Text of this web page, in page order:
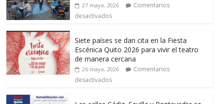
27 mayo, 2026
Comentarios
desactivados
Siete países se dan cita en la Fiesta
Escénica Quito 2026 para vivir el teatro
de manera cercana
26 mayo, 2026
Comentarios
desactivados